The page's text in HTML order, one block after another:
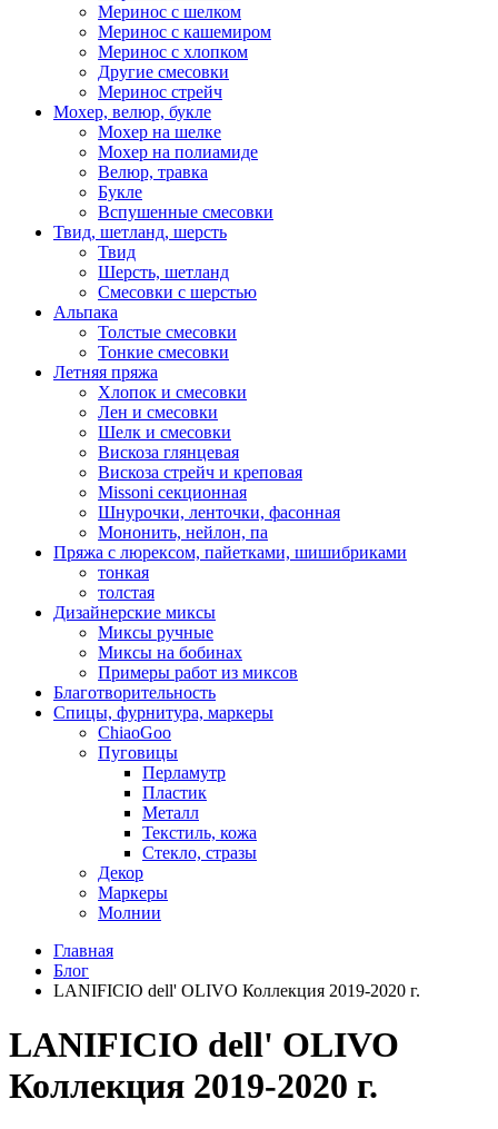
Меринос с шелком
Меринос с кашемиром
Меринос с хлопком
Другие смесовки
Меринос стрейч
Мохер, велюр, букле
Мохер на шелке
Мохер на полиамиде
Велюр, травка
Букле
Вспушенные смесовки
Твид, шетланд, шерсть
Твид
Шерсть, шетланд
Смесовки с шерстью
Альпака
Толстые смесовки
Тонкие смесовки
Летняя пряжа
Хлопок и смесовки
Лен и смесовки
Шелк и смесовки
Вискоза глянцевая
Вискоза стрейч и креповая
Missoni секционная
Шнурочки, ленточки, фасонная
Мононить, нейлон, па
Пряжа с люрексом, пайетками, шишибриками
тонкая
толстая
Дизайнерские миксы
Миксы ручные
Миксы на бобинах
Примеры работ из миксов
Благотворительность
Спицы, фурнитура, маркеры
ChiaoGoo
Пуговицы
Перламутр
Пластик
Металл
Текстиль, кожа
Стекло, стразы
Декор
Маркеры
Молнии
Главная
Блог
LANIFICIO dell' OLIVO Коллекция 2019-2020 г.
LANIFICIO dell' OLIVO
Коллекция 2019-2020 г.